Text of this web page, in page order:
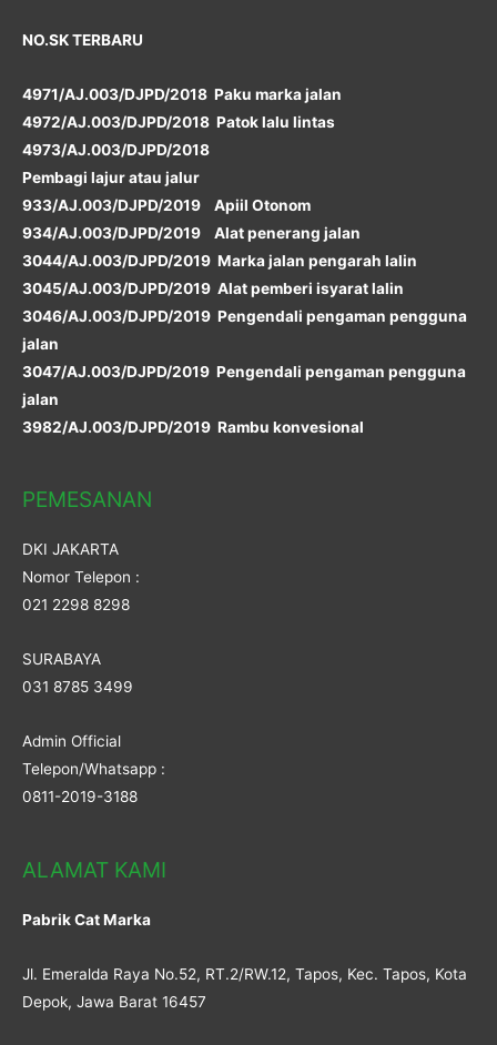
NO.SK TERBARU
4971/AJ.003/DJPD/2018 Paku marka jalan
4972/AJ.003/DJPD/2018 Patok lalu lintas
4973/AJ.003/DJPD/2018
Pembagi lajur atau jalur
933/AJ.003/DJPD/2019 Apiil Otonom
934/AJ.003/DJPD/2019 Alat penerang jalan
3044/AJ.003/DJPD/2019 Marka jalan pengarah lalin
3045/AJ.003/DJPD/2019 Alat pemberi isyarat lalin
3046/AJ.003/DJPD/2019 Pengendali pengaman pengguna
jalan
3047/AJ.003/DJPD/2019 Pengendali pengaman pengguna
jalan
3982/AJ.003/DJPD/2019 Rambu konvesional
PEMESANAN
DKI JAKARTA
Nomor Telepon :
021 2298 8298
SURABAYA
031 8785 3499
Admin Official
Telepon/Whatsapp :
0811-2019-3188
ALAMAT KAMI
Pabrik Cat Marka
Jl. Emeralda Raya No.52, RT.2/RW.12, Tapos, Kec. Tapos, Kota
Depok, Jawa Barat 16457